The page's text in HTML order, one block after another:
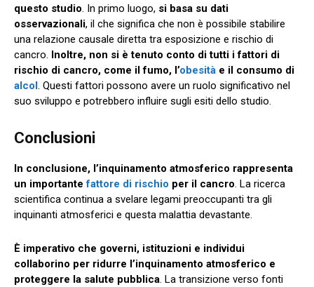
questo studio. In primo luogo, si basa su dati
osservazionali, il che significa che non è possibile stabilire
una relazione causale diretta tra esposizione e rischio di
cancro. Inoltre, non si è tenuto conto di tutti i fattori di
rischio di cancro, come il fumo, l’obesità e il consumo di
alcol. Questi fattori possono avere un ruolo significativo nel
suo sviluppo e potrebbero influire sugli esiti dello studio.
Conclusioni
In conclusione, l’inquinamento atmosferico rappresenta
un importantefattore di rischio per il cancro. La ricerca
scientifica continua a svelare legami preoccupanti tra gli
inquinanti atmosferici e questa malattia devastante.
È imperativo che governi, istituzioni e individui
collaborino per ridurre l’inquinamento atmosferico e
proteggere la salute pubblica. La transizione verso fonti